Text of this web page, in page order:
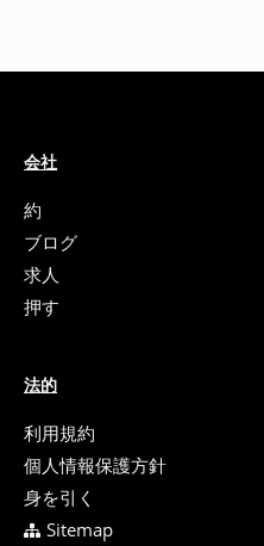
会社
約
ブログ
求人
押す
法的
利用規約
個人情報保護方針
身を引く
Sitemap